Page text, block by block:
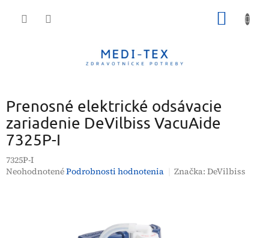
Prenosné elektrické odsávacie
zariadenie DeVilbiss VacuAide
7325P-I
7325P-I
Priemerné
NeohodnotenéPodrobnosti hodnotenia Značka:DeVilbiss